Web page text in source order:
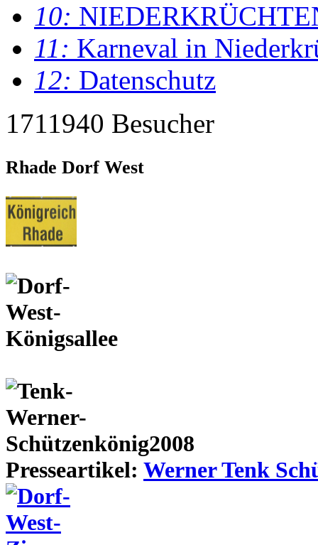
10:
11: Karneval in
12: Datenschutz
1711940 Besucher
Rhade Dorf West
Presseartikel: Werner Tenk